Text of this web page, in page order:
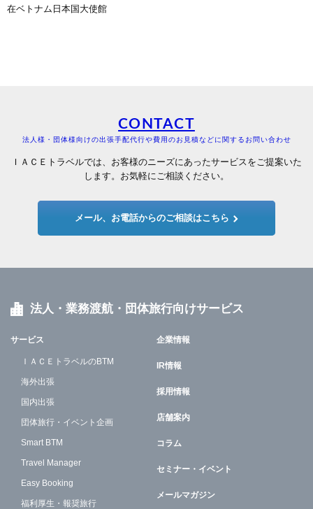
在ベトナム日本国大使館
CONTACT
法人様・団体様向けの出張手配代行や費用のお見積などに関するお問い合わせ
ＩＡＣＥトラベルでは、お客様のニーズにあったサービスをご提案いた
します。お気軽にご相談ください。
メール、お電話からのご相談はこちら
法人・業務渡航・団体旅行向けサービス
サービス
ＩＡＣＥトラベルのBTM
海外出張
国内出張
団体旅行・イベント企画
Smart BTM
Travel Manager
Easy Booking
福利厚生・報奨旅行
企業情報
IR情報
採用情報
店舗案内
コラム
セミナー・イベント
メールマガジン